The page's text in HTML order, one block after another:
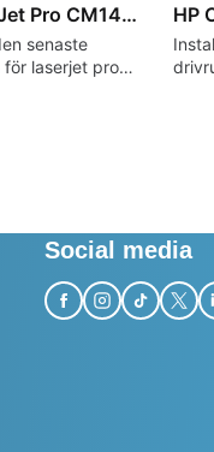
HP LaserJet Pro CM1415fn Color Printer drivers
senaste
laserjet pro
Social media